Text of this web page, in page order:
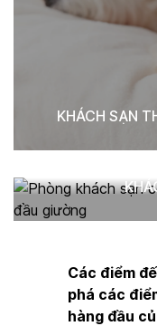
KHÁCH SẠN
Các điểm
phá các
hàng đầu